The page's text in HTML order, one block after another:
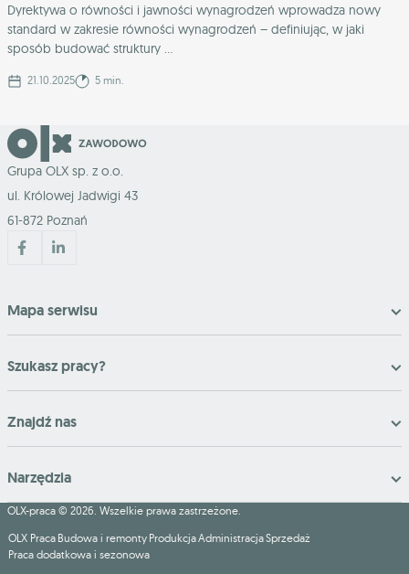
Dyrektywa o równości i jawności wynagrodzeń wprowadza nowy
standard w zakresie równości wynagrodzeń – definiując, w jaki
sposób budować struktury ...
21.10.2025 5 min.
Grupa OLX sp. z o.o.
ul. Królowej Jadwigi 43
61-872 Poznań
Mapa serwisu
Szukasz pracy?
Znajdź nas
Narzędzia
OLX-praca © 2026. Wszelkie prawa zastrzeżone.
OLX Praca Budowa i remonty ProdukcjaAdministracjaSprzedaż
Praca dodatkowa i sezonowa